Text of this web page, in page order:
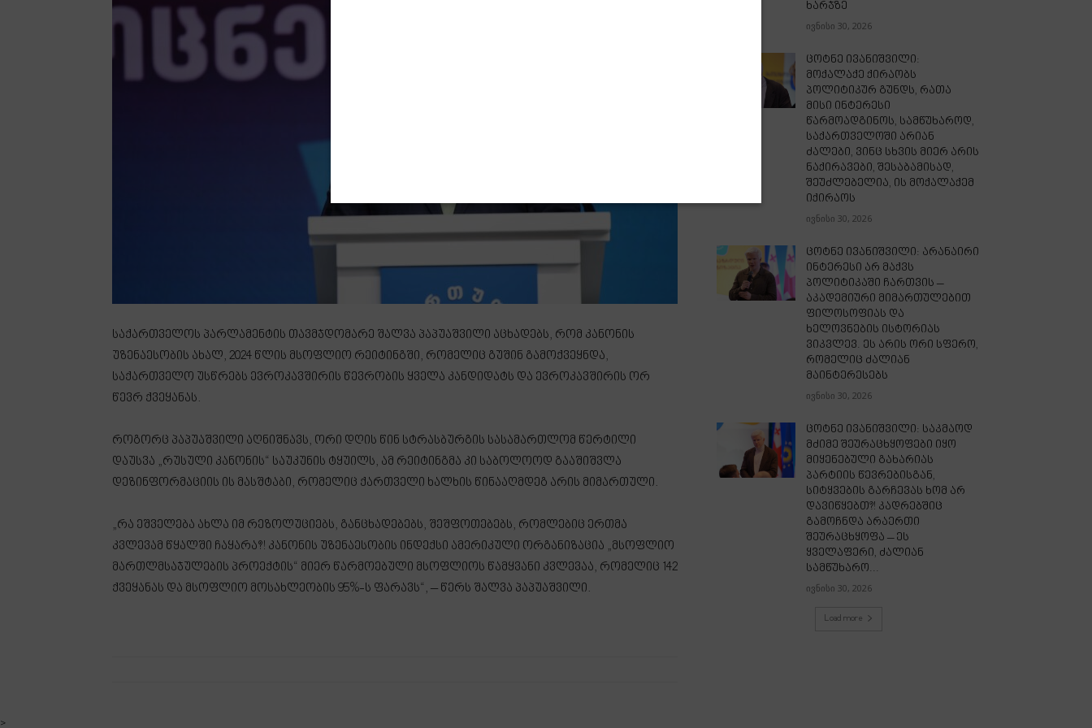
საქართველოს პარლამენტის თავმჯდომარე შალვა პაპუაშვილი აცხადებს, რომ კანონის
უზენაესობის ახალ, 2024 წლის მსოფლიო რეიტინგში, რომელიც გუშინ გამოქვეყნდა,
საქართველო უსწრებს ევროკავშირის წევრობის ყველა კანდიდატს და ევროკავშირის ორ
წევრ ქვეყანას.
როგორც პაპუაშვილი აღნიშნავს, ორი დღის წინ სტრასბურგის სასამართლომ წერტილი
დაუსვა „რუსული კანონის“ საუკუნის ტყუილს, ამ რეიტინგმა კი საბოლოოდ გააშიშვლა
დეზინფორმაციის ის მასშტაბი, რომელიც ქართველი ხალხის წინააღმდეგ არის მიმართული.
„რა ეშველება ახლა იმ რეზოლუციებს, განცხადებებს, შეშფოთებებს, რომლებიც ერთმა
კვლევამ წყალში ჩაყარა?! კანონის უზენაესობის ინდექსი ამერიკული ორგანიზაცია „მსოფლიო
მართლმსაჯულების პროექტის“ მიერ წარმოებული მსოფლიოს წამყვანი კვლევაა, რომელიც 142
ქვეყანას და მსოფლიო მოსახლეობის 95%-ს ფარავს“, – წერს შალვა პაპუაშვილი.
ხარჯზე
ივნისი 30, 2026
ცოტნე ივანიშვილი:
მოქალაქე ქირაობს
პოლიტიკურ გუნდს, რათა
მისი ინტერესი
წარმოადგინოს, სამწუხაროდ,
საქართველოში არიან
ძალები, ვინც სხვის მიერ არის
ნაქირავები, შესაბამისად,
შეუძლებელია, ის მოქალაქემ
იქირაოს
ივნისი 30, 2026
ცოტნე ივანიშვილი: არანაირი
ინტერესი არ მაქვს
პოლიტიკაში ჩართვის –
აკადემიური მიმართულებით
ფილოსოფიას და
ხელოვნების ისტორიას
ვიკვლევ. ეს არის ორი სფერო,
რომელიც ძალიან
მაინტერესებს
ივნისი 30, 2026
ცოტნე ივანიშვილი: საკმაოდ
მძიმე შეურაცხყოფები იყო
მიყენებული გახარიას
პარტიის წევრებისგან,
სიტყვების გარჩევას ხომ არ
დავიწყებთ?! კადრებშიც
გამოჩნდა არაერთი
შეურაცხყოფა – ეს
ყველაფერი, ძალიან
სამწუხარო...
ივნისი 30, 2026
Load more
>